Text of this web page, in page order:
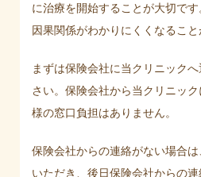
に治療を開始することが大切で
因果関係がわかりにくくなること
まずは保険会社に当クリニック
さい。保険会社から当クリニッ
様の窓口負担はありません。
保険会社からの連絡がない場合
いただき、後日保険会社からの